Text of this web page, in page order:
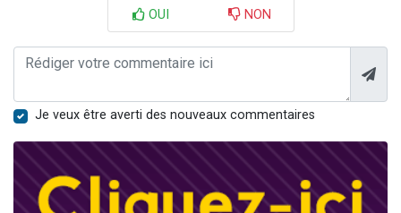
OUI NON
Je veux être averti des nouveaux commentaires